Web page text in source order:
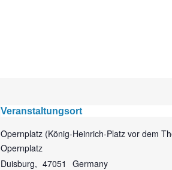
Veranstaltungsort
Opernplatz (König-Heinrich-Platz vor dem
Opernplatz
Duisburg, 47051
Germany